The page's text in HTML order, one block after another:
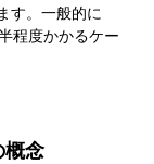
す。一般的に
程度かかるケー
概念